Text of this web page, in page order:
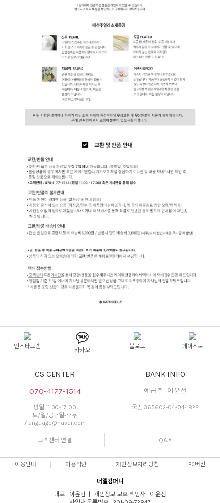
인스타그램
카카오
블로그 페이스북
CS CENTER
070-4177-1514
평일 11:00~17:00
토/일/공휴일-휴무
7language@naver.com
고객센터 연결
BANK INFO
예금주 : 이윤선
국민 365602-04-044822
Q&A
이용안내 이용약관 개인정보처리방침 PC버전
더엘컴퍼니
대표 : 이윤선 ㅣ 개인정보 보호 책임자 : 이윤선